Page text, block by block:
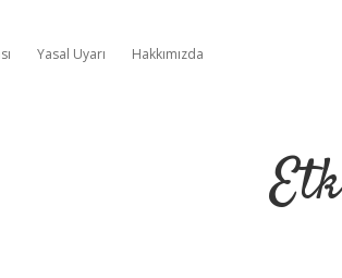
Yasal Uyarı Hakkımızda